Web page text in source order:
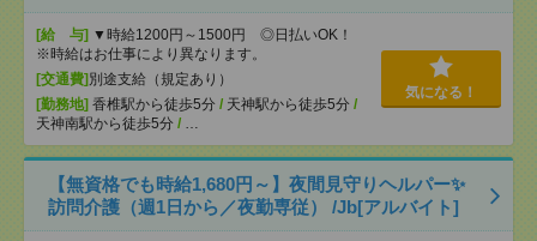
[給 与] ▼時給1200円～1500円 ◎日払いOK！
※時給はお仕事により異なります。
[交通費] 別途支給（規定あり）
[勤務地] 香椎駅から徒歩5分 / 天神駅から徒歩5分 /
天神南駅から徒歩5分 / …
気になる！
【無資格でも時給1,680円～】夜間見守りヘルパー✨
訪問介護（週1日から／夜勤専従） /Jb[アルバイト]